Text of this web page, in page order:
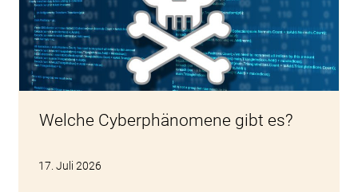
Welche Cyberphänomene gibt es?
17. Juli 2026